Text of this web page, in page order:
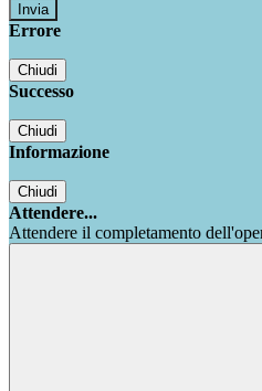
Errore
Chiudi
Successo
Chiudi
Informazione
Chiudi
Attendere...
Attendere il completamento